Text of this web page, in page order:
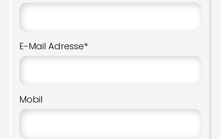
E-Mail Adresse*
Mobil